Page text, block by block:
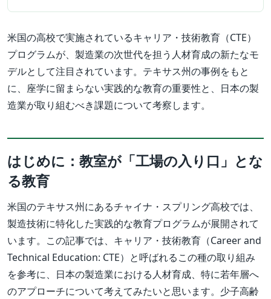
米国の高校で実施されているキャリア・技術教育（CTE）
プログラムが、製造業の次世代を担う人材育成の新たなモ
デルとして注目されています。テキサス州の事例をもと
に、座学に留まらない実践的な教育の重要性と、日本の製
造業が取り組むべき課題について考察します。
はじめに：教室が「工場の入り口」とな
る教育
米国のテキサス州にあるチャイナ・スプリング高校では、
製造技術に特化した実践的な教育プログラムが展開されて
います。この記事では、キャリア・技術教育（Career and
Technical Education: CTE）と呼ばれるこの種の取り組み
を参考に、日本の製造業における人材育成、特に若年層へ
のアプローチについて考えてみたいと思います。少子高齢